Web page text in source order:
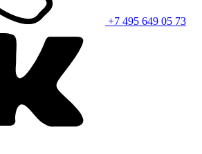
+7 495 649 05 73